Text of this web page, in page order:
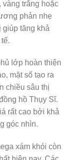
trắng hoặc
phản nhẹ
giúp tăng khả
lớp hoàn thiện
mặt số tạo ra
chiều sâu thị
hồ Thụy Sĩ.
rất cao bởi khả
góc nhìn.
xám khói còn